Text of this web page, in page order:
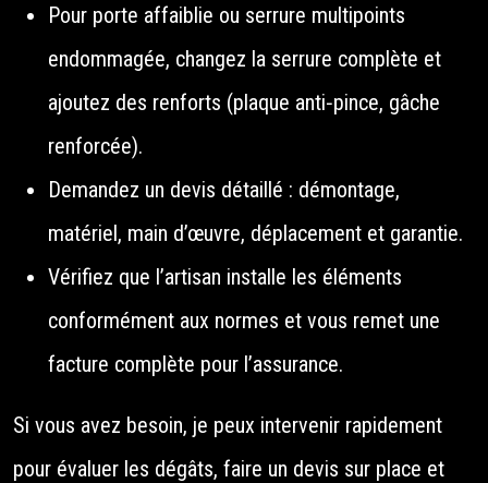
Pour porte affaiblie ou serrure multipoints
endommagée, changez la serrure complète et
ajoutez des renforts (plaque anti‑pince, gâche
renforcée).
Demandez un devis détaillé : démontage,
matériel, main d’œuvre, déplacement et garantie.
Vérifiez que l’artisan installe les éléments
conformément aux normes et vous remet une
facture complète pour l’assurance.
Si vous avez besoin, je peux intervenir rapidement
pour évaluer les dégâts, faire un devis sur place et